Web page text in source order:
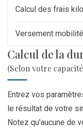
Calcul de la
(Selon votre
Entrez vos
le résultat de votre
Notez qu'aucune de
Calcul des frais
Versement mobilité